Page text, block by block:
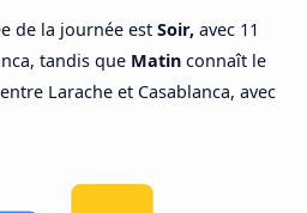
de la journée est Soir, avec 11
tandis que Matin connaît le
Larache et Casablanca, avec